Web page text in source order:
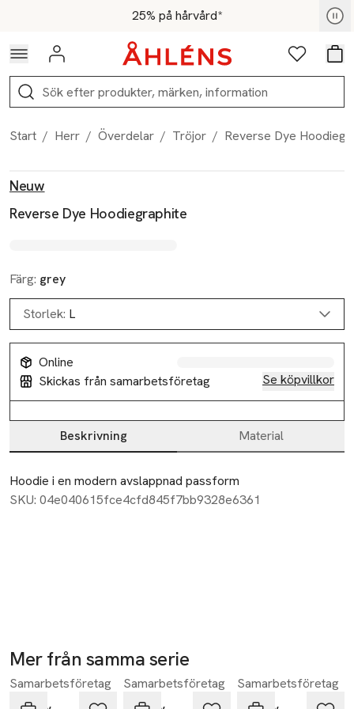
Hoppa till navigationsmenyn25% på hårvård*
För medlemmar - Shoppa nu
Logga in Favoriter
Sök
Start / Herr / Överdelar / Tröjor / Reverse Dye
Neuw
Reverse Dye Hoodiegraphite
Färg: grey
Storlek: L
Online
Skickas från samarbetsföretag
Se köpvillkor
Beskrivning Material
Beskrivning
Hoodie i en modern avslappnad passform
SKU: 04e040615fce4cfd845f7bb9328e6361
Mer från samma serie
Hoppa över bildspelet
Samarbetsföretag
Samarbetsföretag
Samarbetsföretag